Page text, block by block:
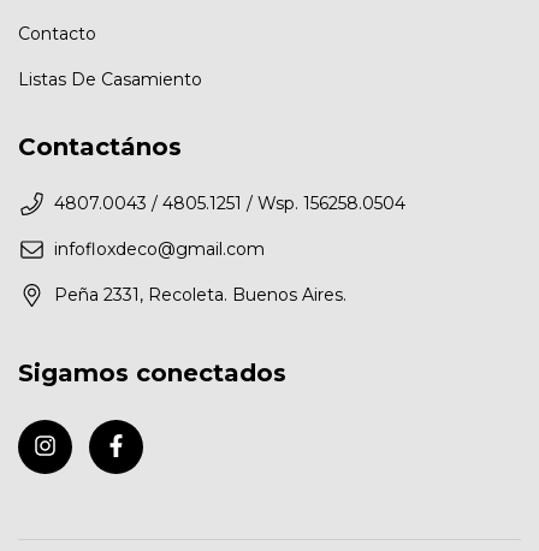
Contacto
Listas De Casamiento
Contactános
4807.0043 / 4805.1251 / Wsp. 156258.0504
infofloxdeco@gmail.com
Peña 2331, Recoleta. Buenos Aires.
Sigamos conectados